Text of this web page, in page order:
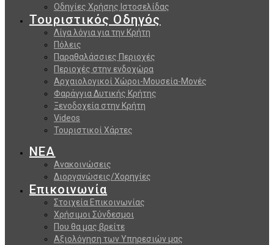
Οδηγίες Χρήσης Ιστοσελίδας
Τουριστικός Οδηγός
Λίγα λόγια για την Κρήτη
Πόλεις
Παραθαλάσσιες Περιοχές
Περιοχές στην ενδοχώρα
Αρχαιολογικοί Χώροι-Μουσεία-Μονές
Φαράγγια Δυτικής Κρήτης
Ξενοδοχεία στην Κρήτη
Videos
Τουριστικοί Χάρτες
ΝΕΑ
Ανακοινώσεις
Διοργανώσεις/Χορηγίες
Επικοινωνία
Στοιχεία Επικοινωνίας
Χρήσιμοι Σύνδεσμοι
Που θα μας βρείτε
Αξιολόγηση των Υπηρεσιών μας